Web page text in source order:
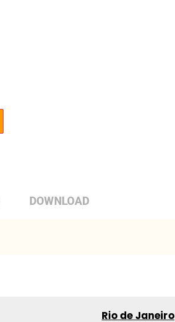
DOWNLOAD
Rio de Janeiro